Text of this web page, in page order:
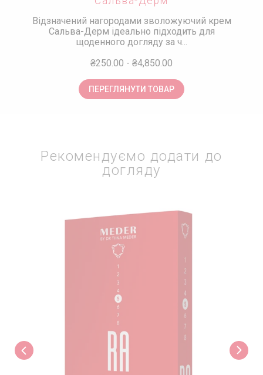
Відзначений нагородами зволожуючий крем
Сальва-Дерм ідеально підходить для
щоденного догляду за ч...
₴250.00 - ₴4,850.00
ПЕРЕГЛЯНУТИ ТОВАР
Рекомендуємо додати до
догляду